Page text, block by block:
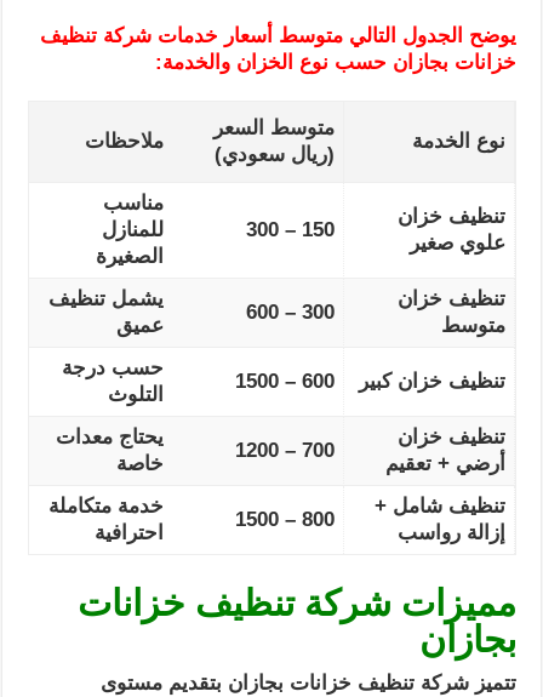
يوضح الجدول التالي متوسط أسعار خدمات شركة تنظيف
خزانات بجازان حسب نوع الخزان والخدمة:
نوع الخدمة
متوسط السعر
(ريال سعودي)
ملاحظات
تنظيف خزان
علوي صغير
150 – 300
مناسب
للمنازل
الصغيرة
تنظيف خزان
متوسط
300 – 600
يشمل تنظيف
عميق
تنظيف خزان كبير 600 – 1500
حسب درجة
التلوث
تنظيف خزان
أرضي + تعقيم
700 – 1200
يحتاج معدات
خاصة
تنظيف شامل +
إزالة رواسب
800 – 1500
خدمة متكاملة
احترافية
مميزات شركة تنظيف خزانات
بجازان
تتميز شركة تنظيف خزانات بجازان بتقديم مستوى